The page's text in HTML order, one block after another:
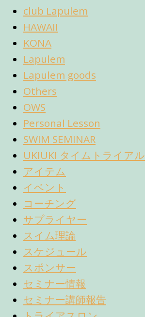
club Lapulem
HAWAII
KONA
Lapulem
Lapulem goods
Others
OWS
Personal Lesson
SWIM SEMINAR
UKIUKI タイムトライアル
アイテム
イベント
コーチング
サプライヤー
スイム理論
スケジュール
スポンサー
セミナー情報
セミナー講師報告